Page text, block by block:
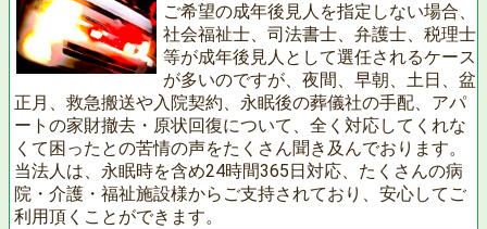
ご希望の成年後見人を指定しない場合、
社会福祉士、司法書士、弁護士、税理士
等が成年後見人として選任されるケース
が多いのですが、夜間、早朝、土日、盆
正月、救急搬送や入院契約、永眠後の葬儀社の手配、アパ
ートの家財撤去・原状回復について、全く対応してくれな
くて困ったとの苦情の声をたくさん聞き及んでおります。
当法人は、永眠時を含め24時間365日対応、たくさんの病
院・介護・福祉施設様からご支持されており、安心してご
利用頂くことができます。